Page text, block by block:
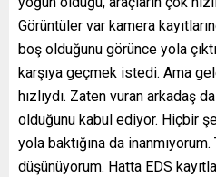
Görüntüler var kamera
boş olduğunu görünce yola
karşıya geçmek istedi. Ama
hızlıydı. Zaten vuran arkadaş
olduğunu kabul ediyor. Hiçbir
yola baktığına da inanmıyorum.
düşünüyorum. Hatta EDS